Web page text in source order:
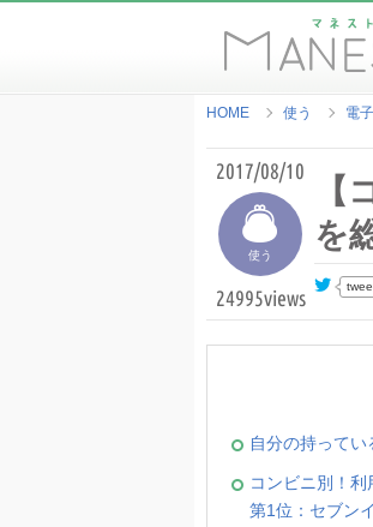
HOME 使う 電
2017/08/10
使う
24995views
を
自分の持って
コンビニ別！
第1位：セブン